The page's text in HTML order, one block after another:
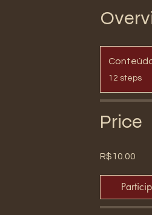
.12 steps
Price
R$10.00